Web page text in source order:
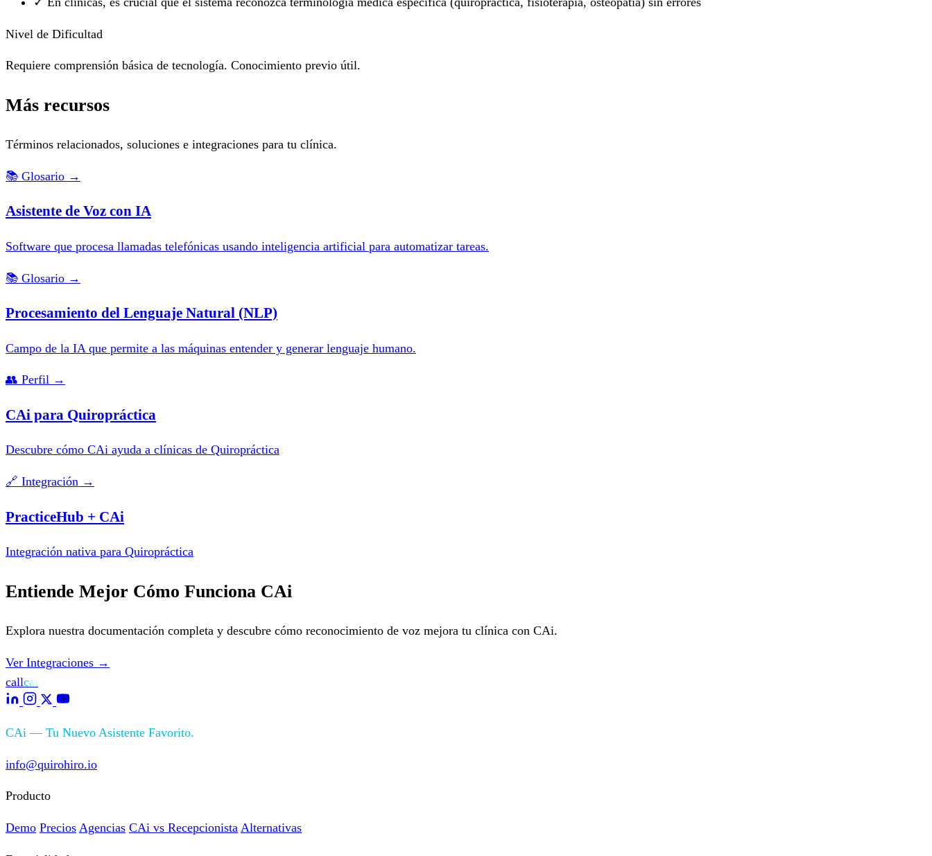
Nivel de Dificultad
Requiere comprensión básica de tecnología. Conocimiento previo útil.
Más recursos
Términos relacionados, soluciones e integraciones para tu clínica.
📚 Glosario →
Asistente de Voz con IA
Software que procesa llamadas telefónicas usando inteligencia artificial para automatizar tareas.
📚 Glosario →
Procesamiento del Lenguaje Natural (NLP)
Campo de la IA que permite a las máquinas entender y generar lenguaje humano.
👥 Perfil →
CAi para Quiropráctica
Descubre cómo CAi ayuda a clínicas de Quiropráctica
🔗 Integración →
PracticeHub + CAi
Integración nativa para Quiropráctica
Entiende Mejor Cómo Funciona CAi
Explora nuestra documentación completa y descubre cómo reconocimiento de voz mejora tu clínica con CAi.
Ver Integraciones →
callcai
CAi — Tu Nuevo Asistente Favorito.
info@quirohiro.io
Producto
Demo Precios Agencias CAi vs Recepcionista Alternativas